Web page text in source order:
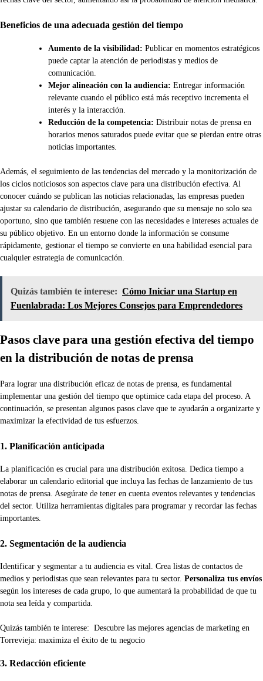
Beneficios de una adecuada gestión del tiempo
Aumento de la visibilidad: Publicar en momentos estratégicos
puede captar la atención de periodistas y medios de
comunicación.
Mejor alineación con la audiencia: Entregar información
relevante cuando el público está más receptivo incrementa el
interés y la interacción.
Reducción de la competencia: Distribuir notas de prensa en
horarios menos saturados puede evitar que se pierdan entre otras
noticias importantes.
Además, el seguimiento de las tendencias del mercado y la monitorización de
los ciclos noticiosos son aspectos clave para una distribución efectiva. Al
conocer cuándo se publican las noticias relacionadas, las empresas pueden
ajustar su calendario de distribución, asegurando que su mensaje no solo sea
oportuno, sino que también resuene con las necesidades e intereses actuales de
su público objetivo. En un entorno donde la información se consume
rápidamente, gestionar el tiempo se convierte en una habilidad esencial para
cualquier estrategia de comunicación.
Quizás también te interese: Cómo Iniciar una Startup en
Fuenlabrada: Los Mejores Consejos para Emprendedores
Pasos clave para una gestión efectiva del tiempo
en la distribución de notas de prensa
Para lograr una distribución eficaz de notas de prensa, es fundamental
implementar una gestión del tiempo que optimice cada etapa del proceso. A
continuación, se presentan algunos pasos clave que te ayudarán a organizarte y
maximizar la efectividad de tus esfuerzos.
1. Planificación anticipada
La planificación es crucial para una distribución exitosa. Dedica tiempo a
elaborar un calendario editorial que incluya las fechas de lanzamiento de tus
notas de prensa. Asegúrate de tener en cuenta eventos relevantes y tendencias
del sector. Utiliza herramientas digitales para programar y recordar las fechas
importantes.
2. Segmentación de la audiencia
Identificar y segmentar a tu audiencia es vital. Crea listas de contactos de
medios y periodistas que sean relevantes para tu sector. Personaliza tus envíos
según los intereses de cada grupo, lo que aumentará la probabilidad de que tu
nota sea leída y compartida.
Quizás también te interese: Descubre las mejores agencias de marketing en
Torrevieja: maximiza el éxito de tu negocio
3. Redacción eficiente